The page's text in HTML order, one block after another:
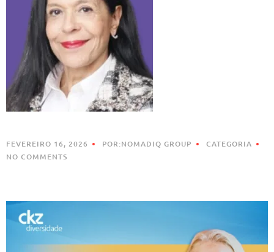
FEVEREIRO 16, 2026 POR:NOMADIQ GROUP
CATEGORIA
NO COMMENTS